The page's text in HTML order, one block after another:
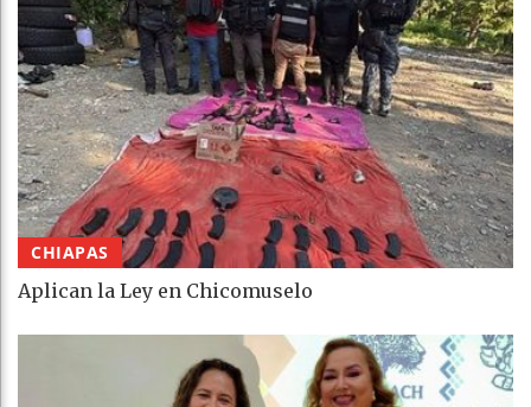
CHIAPAS
Aplican la Ley en Chicomuselo